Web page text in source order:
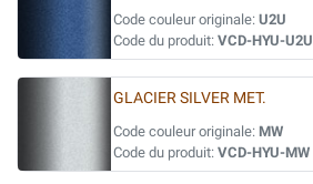
Code couleur originale: U2U
Code du produit: VCD-HYU-U2U
GLACIER SILVER MET.
Code couleur originale: MW
Code du produit: VCD-HYU-MW